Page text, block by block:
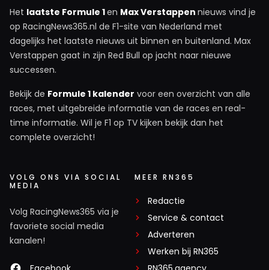
Het laatste Formule 1en Max Verstappen nieuws vind je
op RacingNews365.nl de F1-site van Nederland met
dagelijks het laatste nieuws uit binnen en buitenland. Max
Verstappen gaat in zijn Red Bull op jacht naar nieuwe
successen.
Bekijk de Formule 1 kalender voor een overzicht van alle
races, met uitgebreide informatie van de races en real-
time informatie. Wil je F1 op TV kijken bekijk dan het
complete overzicht!
VOLG ONS VIA SOCIAL
MEDIA
Volg RacingNews365 via je
favoriete social media
kanalen!
MEER RN365
Redactie
Service & contact
Adverteren
Werken bij RN365